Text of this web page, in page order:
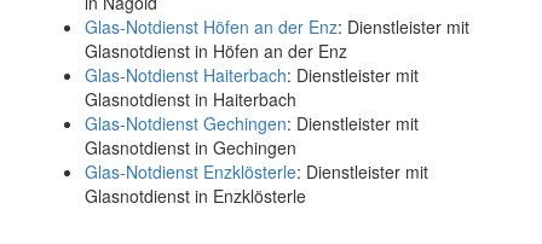
Glas-Notdienst Höfen an der Enz: Dienstleister mit
Glasnotdienst in Höfen an der Enz
Glas-Notdienst Haiterbach: Dienstleister mit
Glasnotdienst in Haiterbach
Glas-Notdienst Gechingen: Dienstleister mit
Glasnotdienst in Gechingen
Glas-Notdienst Enzklösterle: Dienstleister mit
Glasnotdienst in Enzklösterle